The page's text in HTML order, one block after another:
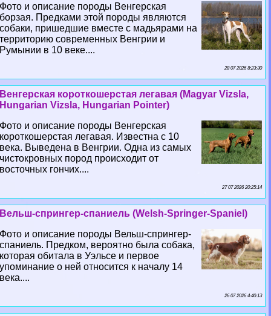
Фото и описание породы Венгерская
борзая. Предками этой породы являются
собаки, пришедшие вместе с мадьярами на
территорию современных Венгрии и
Румынии в 10 веке....
28 07 2026 8:23:30
Венгерская короткошерстая легавая (Magyar Vizsla,
Hungarian Vizsla, Hungarian Pointer)
Фото и описание породы Венгерская
короткошерстая легавая. Известна с 10
века. Выведена в Венгрии. Одна из самых
чистокровных пород происходит от
восточных гончих....
27 07 2026 20:25:14
Вельш-спрингер-спаниель (Welsh-Springer-Spaniel)
Фото и описание породы Вельш-спрингер-
спаниель. Предком, вероятно была собака,
которая обитала в Уэльсе и первое
упоминание о ней относится к началу 14
века....
26 07 2026 4:40:13